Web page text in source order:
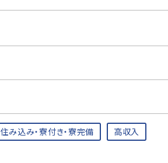
住み込み・寮付き・寮完備 高収入